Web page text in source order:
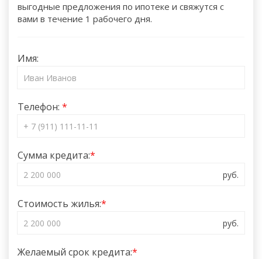
выгодные предложения по ипотеке и свяжутся с
вами в течение 1 рабочего дня.
Имя:
Телефон:
Сумма кредита:
Стоимость жилья:
Желаемый срок кредита: